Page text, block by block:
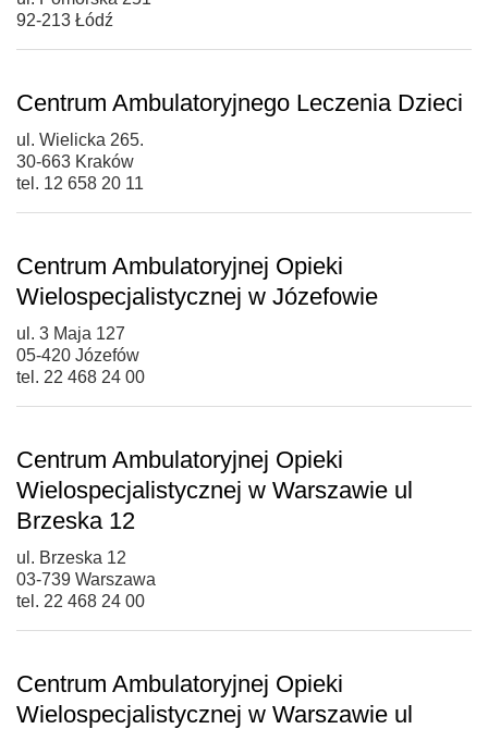
92-213 Łódź
Centrum Ambulatoryjnego Leczenia Dzieci
ul. Wielicka 265.
30-663 Kraków
tel. 12 658 20 11
Centrum Ambulatoryjnej Opieki
Wielospecjalistycznej w Józefowie
ul. 3 Maja 127
05-420 Józefów
tel. 22 468 24 00
Centrum Ambulatoryjnej Opieki
Wielospecjalistycznej w Warszawie ul
Brzeska 12
ul. Brzeska 12
03-739 Warszawa
tel. 22 468 24 00
Centrum Ambulatoryjnej Opieki
Wielospecjalistycznej w Warszawie ul